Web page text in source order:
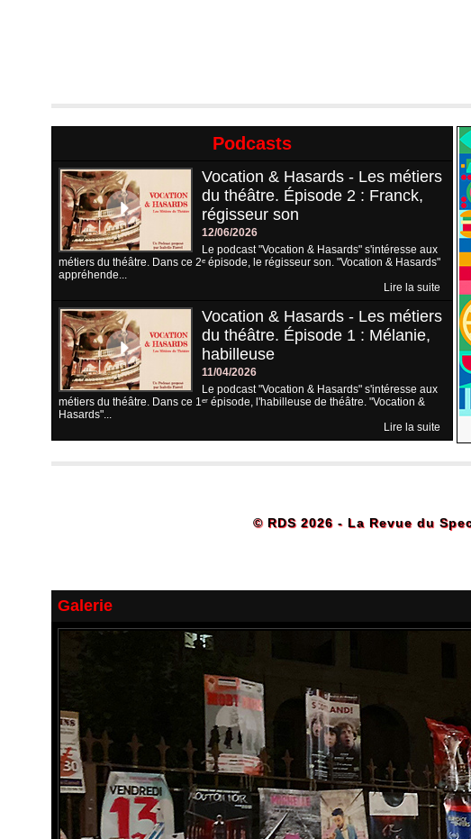
Podcasts
Vocation & Hasards - Les métiers
du théâtre. Épisode 2 : Franck,
régisseur son
12/06/2026
Le podcast "Vocation & Hasards" s'intéresse aux
métiers du théâtre. Dans ce 2ᵉ épisode, le régisseur son. "Vocation & Hasards"
appréhende...
Lire la suite
Vocation & Hasards - Les métiers
du théâtre. Épisode 1 : Mélanie,
habilleuse
11/04/2026
Le podcast "Vocation & Hasards" s'intéresse aux
métiers du théâtre. Dans ce 1ᵉʳ épisode, l'habilleuse de théâtre. "Vocation &
Hasards"...
Lire la suite
© RDS 2026 - La Revue du
Galerie